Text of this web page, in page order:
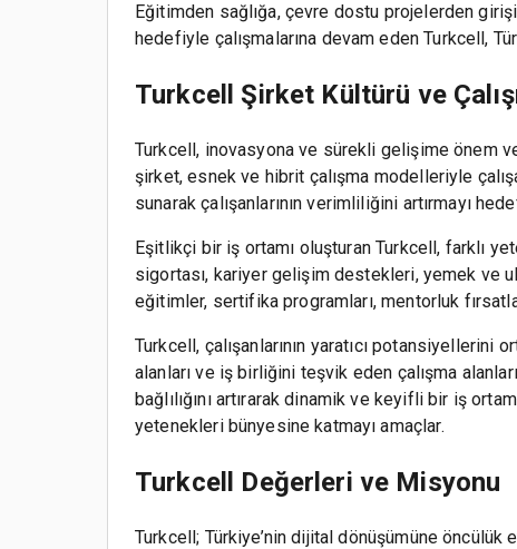
Eğitimden sağlığa, çevre dostu projelerden
hedefiyle çalışmalarına devam eden Turkcell,
Turkcell Şirket Kültürü ve
Turkcell, inovasyona ve sürekli gelişime önem
şirket, esnek ve hibrit çalışma modelleriyle
sunarak çalışanlarının verimliliğini artırmayı
Eşitlikçi bir iş ortamı oluşturan Turkcell, farklı
sigortası, kariyer gelişim destekleri, yemek ve
eğitimler, sertifika programları, mentorluk
Turkcell, çalışanlarının yaratıcı potansiyellerini
alanları ve iş birliğini teşvik eden çalışma
bağlılığını artırarak dinamik ve keyifli bir iş
yetenekleri bünyesine katmayı amaçlar.
Turkcell Değerleri ve Misyonu
Turkcell; Türkiye’nin dijital dönüşümüne